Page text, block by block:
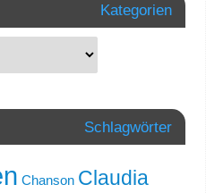
Kategorien
Schlagwörter
Chanson Claudia